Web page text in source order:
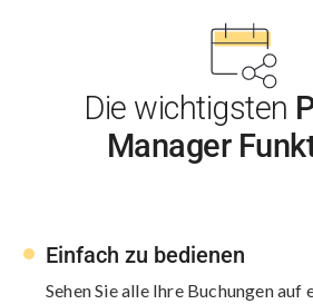
Die wichtigsten
Manager
Einfach zu bedienen
Sehen Sie alle Ihre Buchungen auf